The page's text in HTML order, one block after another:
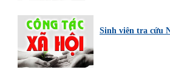
Sinh viên tra cứu